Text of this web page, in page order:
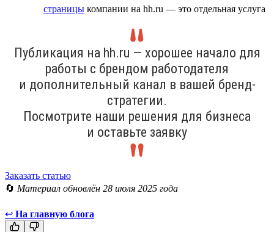
страницы компании на hh.ru — это отдельная услуга
Публикация на hh.ru — хорошее начало для
работы с брендом работодателя
и дополнительный канал в вашей бренд-
стратегии.
Посмотрите наши решения для бизнеса
и оставьте заявку
Заказать статью
🔄 Материал обновлён 28 июля 2025 года
↩ На главную блога